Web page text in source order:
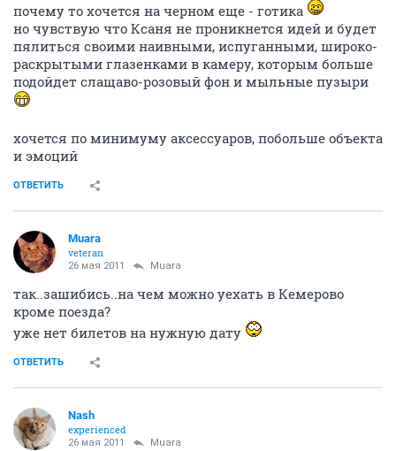
почему то хочется на черном еще - готика
но чувствую что Ксаня не проникнется идей и будет
пялиться своими наивными, испуганными, широко-
раскрытыми глазенками в камеру, которым больше
подойдет слащаво-розовый фон и мыльные пузыри
хочется по минимуму аксессуаров, побольше объекта
и эмоций
ОТВЕТИТЬ
Muara
veteran
26 мая 2011 Muara
так..зашибись..на чем можно уехать в Кемерово
кроме поезда?
уже нет билетов на нужную дату
ОТВЕТИТЬ
Nash
experienced
26 мая 2011 Muara